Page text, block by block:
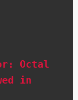
Octal
in